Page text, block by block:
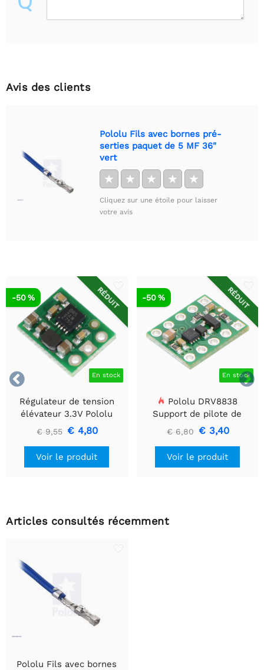
Avis des clients
Pololu Fils avec bornes pré-
serties paquet de 5 MF 36"
vert
★ ★ ★ ★ ★
Cliquez sur une étoile pour laisser
votre avis


RÉDUIT
En stock
-50 %
Régulateur de tension
élévateur 3.3V Pololu
U1V10F3
€ 9,55 € 4,80
Voir le produit
RÉDUIT
En stock
-50 %
Pololu DRV8838
Support de pilote de
moteur CC à balais simple
€ 6,80 € 3,40
Voir le produit
Articles consultés récemment
Pololu Fils avec bornes